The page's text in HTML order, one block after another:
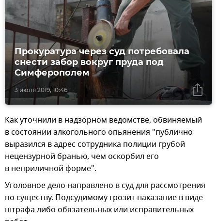
3 июля 2019, 10:46
Прокуратура через суд потребовала
снести забор вокруг пруда под
Симферополем
Как уточнили в надзорном ведомстве, обвиняемый
в состоянии алкогольного опьянения "публично
выразился в адрес сотрудника полиции грубой
нецензурной бранью, чем оскорбил его
в неприличной форме".
Уголовное дело направлено в суд для рассмотрения
по существу. Подсудимому грозит наказание в виде
штрафа либо обязательных или исправительных